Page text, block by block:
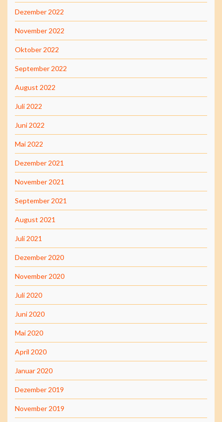
Dezember 2022
November 2022
Oktober 2022
September 2022
August 2022
Juli 2022
Juni 2022
Mai 2022
Dezember 2021
November 2021
September 2021
August 2021
Juli 2021
Dezember 2020
November 2020
Juli 2020
Juni 2020
Mai 2020
April 2020
Januar 2020
Dezember 2019
November 2019